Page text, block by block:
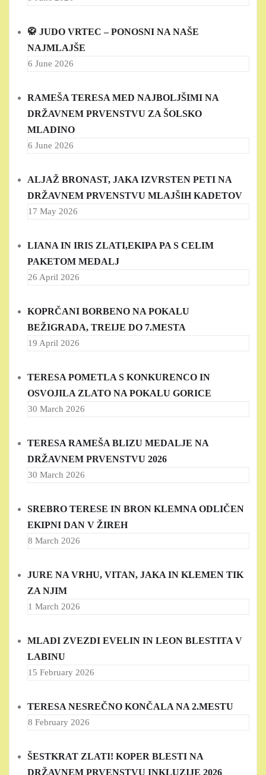
🥋 JUDO VRTEC – PONOSNI NA NAŠE
NAJMLAJŠE
6 June 2026
RAMEŠA TERESA MED NAJBOLJŠIMI NA
DRŽAVNEM PRVENSTVU ZA ŠOLSKO
MLADINO
6 June 2026
ALJAŽ BRONAST, JAKA IZVRSTEN PETI NA
DRŽAVNEM PRVENSTVU MLAJŠIH KADETOV
17 May 2026
LIANA IN IRIS ZLATI,EKIPA PA S CELIM
PAKETOM MEDALJ
26 April 2026
KOPRČANI BORBENO NA POKALU
BEŽIGRADA, TREIJE DO 7.MESTA
19 April 2026
TERESA POMETLA S KONKURENCO IN
OSVOJILA ZLATO NA POKALU GORICE
30 March 2026
TERESA RAMEŠA BLIZU MEDALJE NA
DRŽAVNEM PRVENSTVU 2026
30 March 2026
SREBRO TERESE IN BRON KLEMNA ODLIČEN
EKIPNI DAN V ŽIREH
8 March 2026
JURE NA VRHU, VITAN, JAKA IN KLEMEN TIK
ZA NJIM
1 March 2026
MLADI ZVEZDI EVELIN IN LEON BLESTITA V
LABINU
15 February 2026
TERESA NESREČNO KONČALA NA 2.MESTU
8 February 2026
ŠESTKRAT ZLATI! KOPER BLESTI NA
DRŽAVNEM PRVENSTVU INKLUZIJE 2026